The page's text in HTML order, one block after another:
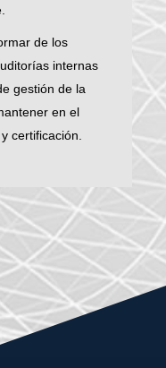
de los
internas
gestión de la
en el
certificación.